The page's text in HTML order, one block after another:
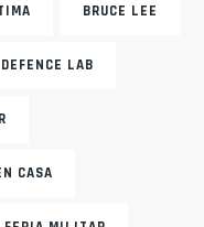
BRUCE LEE
DEFENCE LAB
CASA